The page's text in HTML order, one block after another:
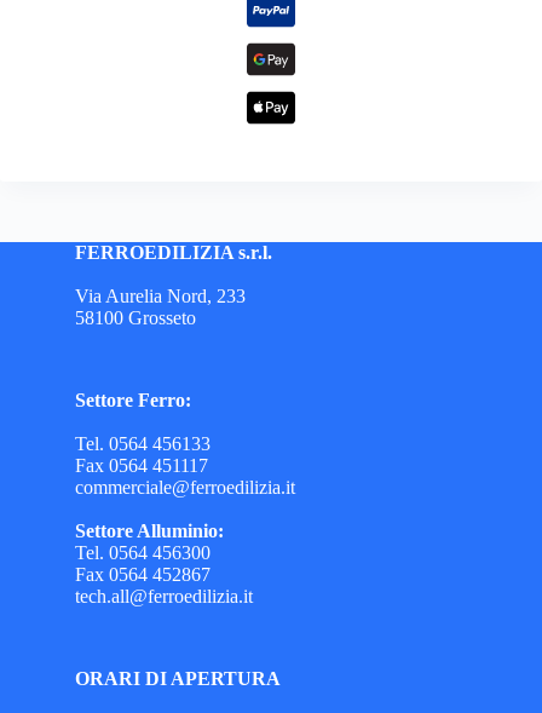
FERROEDILIZIA s.r.l.
Via Aurelia Nord, 233
58100 Grosseto
Settore Ferro:
Tel. 0564 456133
Fax 0564 451117
commerciale@ferroedilizia.it
Settore Alluminio:
Tel. 0564 456300
Fax 0564 452867
tech.all@ferroedilizia.it
ORARI DI APERTURA